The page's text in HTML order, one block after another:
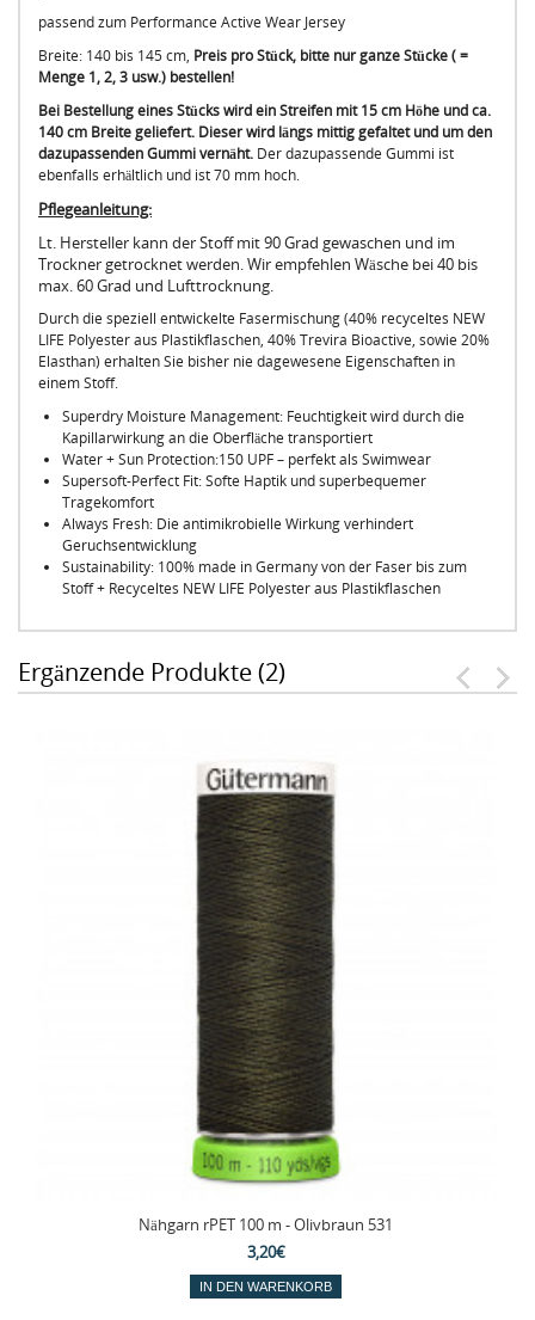
passend zum Performance Active Wear Jersey
Breite: 140 bis 145 cm, Preis pro Stück, bitte nur ganze Stücke ( =
Menge 1, 2, 3 usw.) bestellen!
Bei Bestellung eines Stücks wird ein Streifen mit 15 cm Höhe und ca.
140 cm Breite geliefert. Dieser wird längs mittig gefaltet und um den
dazupassenden Gummi vernäht. Der dazupassende Gummi ist
ebenfalls erhältlich und ist 70 mm hoch.
Pflegeanleitung:
Lt. Hersteller kann der Stoff mit 90 Grad gewaschen und im
Trockner getrocknet werden. Wir empfehlen Wäsche bei 40 bis
max. 60 Grad und Lufttrocknung.
Durch die speziell entwickelte Fasermischung (40% recyceltes NEW
LIFE Polyester aus Plastikflaschen, 40% Trevira Bioactive, sowie 20%
Elasthan) erhalten Sie bisher nie dagewesene Eigenschaften in
einem Stoff.
Superdry Moisture Management: Feuchtigkeit wird durch die
Kapillarwirkung an die Oberfläche transportiert
Water + Sun Protection:150 UPF – perfekt als Swimwear
Supersoft-Perfect Fit: Softe Haptik und superbequemer
Tragekomfort
Always Fresh: Die antimikrobielle Wirkung verhindert
Geruchsentwicklung
Sustainability: 100% made in Germany von der Faser bis zum
Stoff + Recyceltes NEW LIFE Polyester aus Plastikflaschen
Ergänzende Produkte (2)
Nähgarn rPET 100 m - Olivbraun 531
3,20€
IN DEN WARENKORB